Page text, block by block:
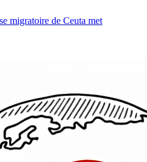
migratoire de Ceuta met